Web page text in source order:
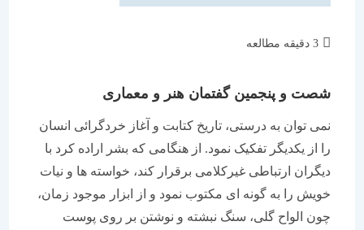
شصت و پنجمین گفتمان هنر و معماری
نمی توان به درستی، تاریخ کتابت و آغاز خردگرائی انسان
را از یکدیگر تفکیک نمود. از هنگامی که بشر اراده کرد با
دیگران ارتباطی غیرکلامی برقرار کند، خواسته ها و نیات
خویش را به گونه ای مکتوب نمود و از ابزار موجود زمان،
چون الواح گلی، سنگ نبشته و نوشتن بر روی پوست